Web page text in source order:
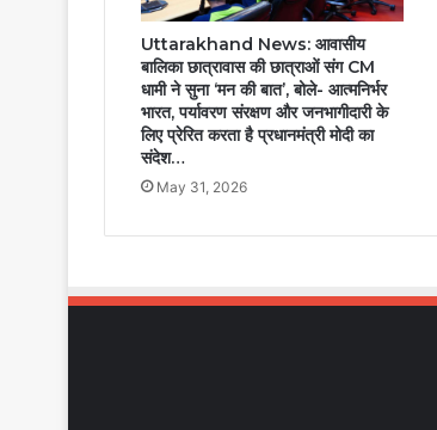
Uttarakhand News: आवासीय
बालिका छात्रावास की छात्राओं संग CM
धामी ने सुना ‘मन की बात’, बोले- आत्मनिर्भर
भारत, पर्यावरण संरक्षण और जनभागीदारी के
लिए प्रेरित करता है प्रधानमंत्री मोदी का
संदेश…
May 31, 2026